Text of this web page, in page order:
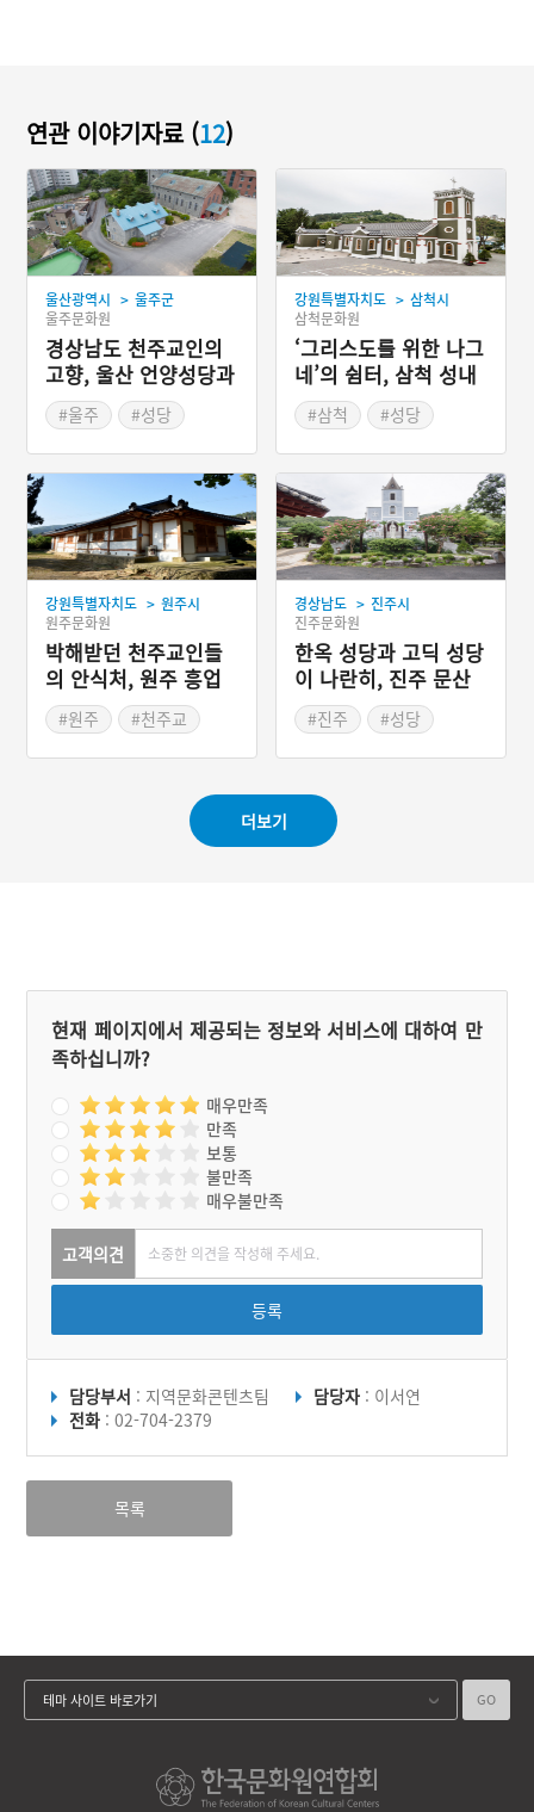
연관 이야기자료 (12)
울산광역시 > 울주군
울주문화원
경상남도 천주교인의
고향, 울산 언양성당과
사제관
#울주
#성당
#근대종교시설
강원특별자치도 > 삼척시
삼척문화원
‘그리스도를 위한 나그
네’의 쉼터, 삼척 성내
동성당
#삼척
#성당
#강원도 근대문화유산
강원특별자치도 > 원주시
원주문화원
박해받던 천주교인들
의 안식처, 원주 흥업
성당 대안리 공소
#원주
#천주교
경상남도 > 진주시
진주문화원
한옥 성당과 고딕 성당
이 나란히, 진주 문산
성당
#진주
#성당
#드라마 촬영지
더보기
현재 페이지에서 제공되는 정보와 서비스에 대하여 만
족하십니까?
매우만족
만족
보통
불만족
매우불만족
고객의견
등록
담당부서 : 지역문화콘텐츠팀 담당자 : 이서연
전화 : 02-704-2379
목록
테마 사이트 바로가기 GO